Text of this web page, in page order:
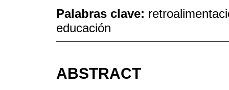
Palabras clave:
educación
ABSTRACT